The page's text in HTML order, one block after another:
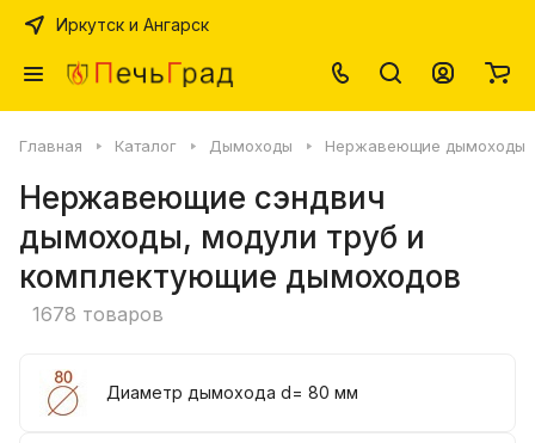
Иркутск и Ангарск
Главная Каталог Дымоходы Нержавеющие дымоходы
Нержавеющие сэндвич
дымоходы, модули труб и
комплектующие дымоходов
1678 товаров
Диаметр дымохода d= 80 мм